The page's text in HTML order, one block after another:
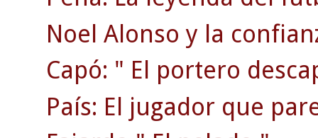
Noel Alonso y la
Capó: " El portero
País: El jugador que